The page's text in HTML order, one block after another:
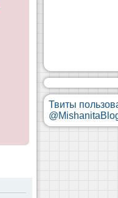
Твиты